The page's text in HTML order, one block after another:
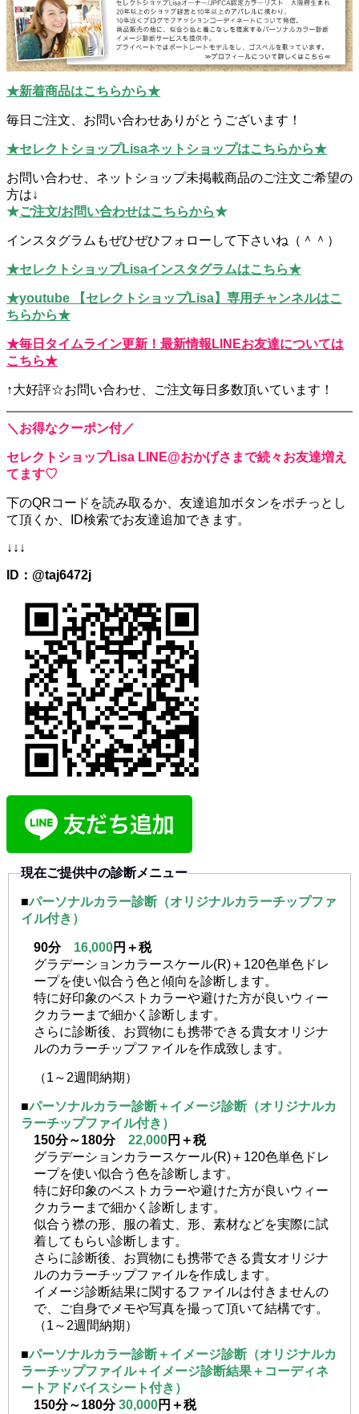
★新着商品はこちらから★
毎日ご注文、お問い合わせありがとうございます！
★セレクトショップLisaネットショップはこちらから★
お問い合わせ、ネットショップ未掲載商品のご注文ご希望の
方は↓
★ご注文/お問い合わせはこちらから★
インスタグラムもぜひぜひフォローして下さいね（＾＾）
★セレクトショップLisaインスタグラムはこちら★
★youtube 【セレクトショップLisa】専用チャンネルはこ
ちらから★
★毎日タイムライン更新！最新情報LINEお友達については
こちら★
↑大好評☆お問い合わせ、ご注文毎日多数頂いています！
＼お得なクーポン付／
セレクトショップLisa LINE@おかげさまで続々お友達増え
てます♡
下のQRコードを読み取るか、 友達追加ボタンをポチっとし
て頂くか、
ID検索でお友達追加できます。
↓↓↓
ID：@taj6472j
現在ご提供中の診断メニュー
■パーソナルカラー診断 （オリジナルカラーチップファ
イル付き）
90分 16,000円＋税
グラデーションカラースケール(R)＋120色単色ドレ
ープを使い似合う色と傾向を診断します。
特に好印象のベストカラーや避けた方が良いウィー
クカラーまで細かく診断します。
さらに診断後、お買物にも携帯できる貴女オリジナ
ルのカラーチップファイルを作成致します。
（1～2週間納期）
■パーソナルカラー診断＋イメージ診断 （オリジナルカ
ラーチップファイル付き）
150分～180分 22,000円＋税
グラデーションカラースケール(R)＋120色単色ドレ
ープを使い似合う色を診断します。
特に好印象のベストカラーや避けた方が良いウィー
クカラーまで細かく診断します。
似合う襟の形、服の着丈、形、素材などを実際に試
着してもらい診断します。
さらに診断後、お買物にも携帯できる貴女オリジナ
ルのカラーチップファイルを作成します。
イメージ診断結果に関するファイルは付きませんの
で、ご自身でメモや写真を撮って頂いて結構です。
（1～2週間納期）
■パーソナルカラー診断＋イメージ診断 （オリジナルカ
ラーチップファイル＋イメージ診断結果＋コーディネ
ートアドバイスシート付き）
150分～180分30,000円＋税